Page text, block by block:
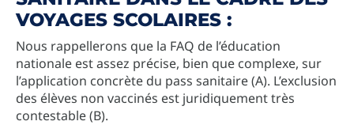
VOYAGES SCOLAIRES :
Nous rappellerons que la FAQ de l’éducation
nationale est assez précise, bien que complexe, sur
l’application concrète du pass sanitaire (A). L’exclusion
des élèves non vaccinés est juridiquement très
contestable (B).